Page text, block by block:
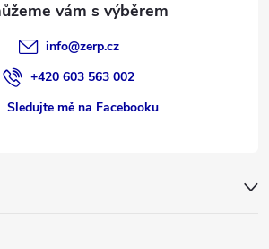
info@zerp.cz
+420 603 563 002
Sledujte mě na Facebooku